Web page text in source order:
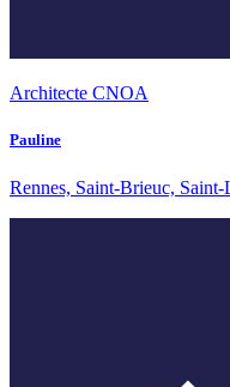
Architecte CNOA
Pauline
Rennes, Saint-Brieuc,